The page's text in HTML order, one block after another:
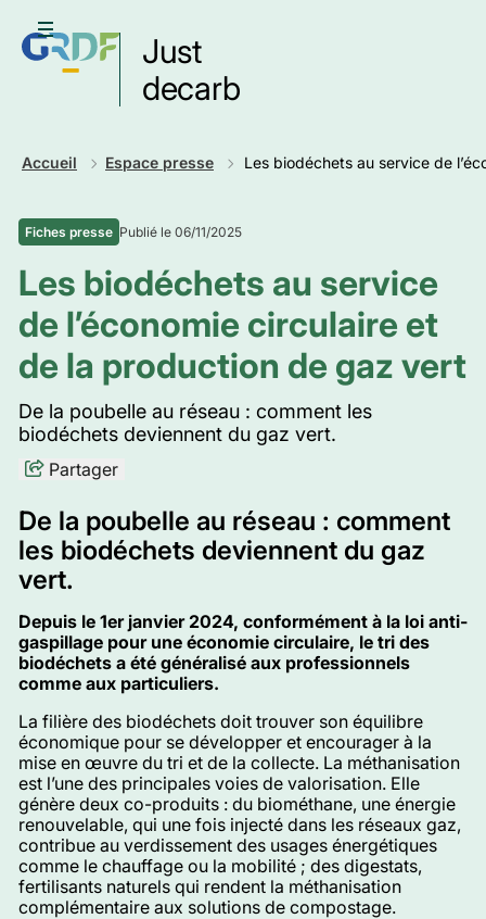
contenu
principal
Ouvrir le menuJust
decarb
Retour
Accueil Espace presse Les biodéchets au service de
Fiches presse Publié le 06/11/2025
Les biodéchets au service
de l’économie circulaire et
de la production de gaz vert
De la poubelle au réseau : comment les
biodéchets deviennent du gaz vert.
Partager
De la poubelle au réseau : comment
les biodéchets deviennent du gaz
vert.
Depuis le 1er janvier 2024, conformément à la loi anti-
gaspillage pour une économie circulaire, le tri des
biodéchets a été généralisé aux professionnels
comme aux particuliers.
La filière des biodéchets doit trouver son équilibre
économique pour se développer et encourager à la
mise en œuvre du tri et de la collecte. La méthanisation
est l’une des principales voies de valorisation. Elle
génère deux co-produits : du biométhane, une énergie
renouvelable, qui une fois injecté dans les réseaux gaz,
contribue au verdissement des usages énergétiques
comme le chauffage ou la mobilité ; des digestats,
fertilisants naturels qui rendent la méthanisation
complémentaire aux solutions de compostage.